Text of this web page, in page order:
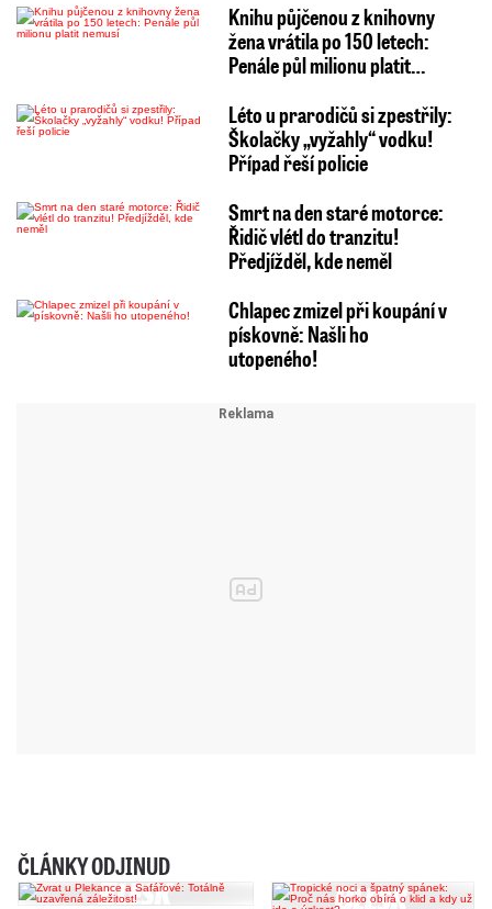
Knihu půjčenou z knihovny
žena vrátila po 150 letech:
Penále půl milionu platit…
Léto u prarodičů si zpestřily:
Školačky „vyžahly“ vodku!
Případ řeší policie
Smrt na den staré motorce:
Řidič vlétl do tranzitu!
Předjížděl, kde neměl
Chlapec zmizel při koupání v
pískovně: Našli ho
utopeného!
ČLÁNKY ODJINUD